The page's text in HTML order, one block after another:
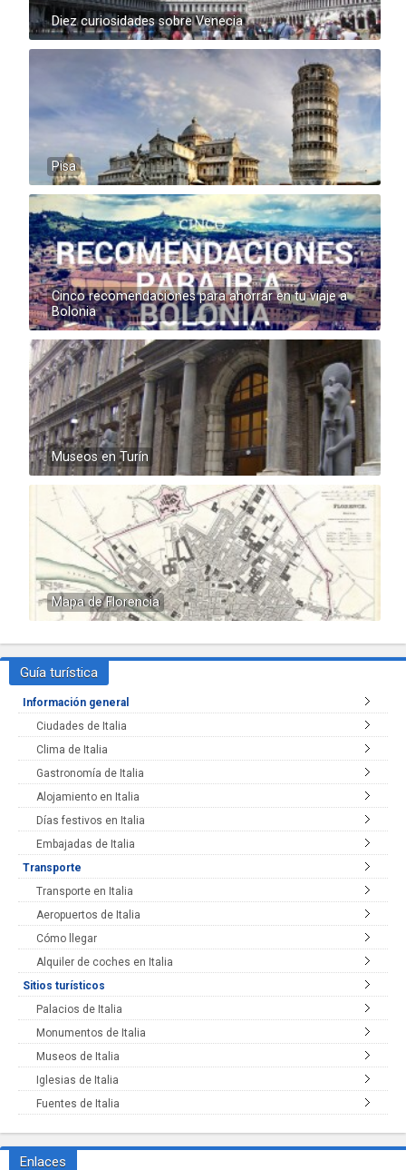
Diez curiosidades sobre Venecia
Pisa
Cinco recomendaciones para ahorrar en tu viaje a
Bolonia
Museos en Turín
Mapa de Florencia
Guía turística
Información general
Ciudades de Italia
Clima de Italia
Gastronomía de Italia
Alojamiento en Italia
Días festivos en Italia
Embajadas de Italia
Transporte
Transporte en Italia
Aeropuertos de Italia
Cómo llegar
Alquiler de coches en Italia
Sitios turísticos
Palacios de Italia
Monumentos de Italia
Museos de Italia
Iglesias de Italia
Fuentes de Italia
Enlaces